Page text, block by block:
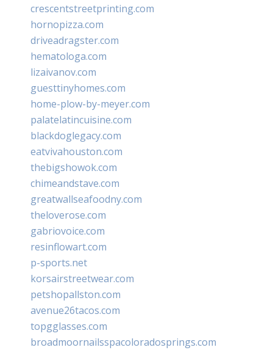
crescentstreetprinting.com
hornopizza.com
driveadragster.com
hematologa.com
lizaivanov.com
guesttinyhomes.com
home-plow-by-meyer.com
palatelatincuisine.com
blackdoglegacy.com
eatvivahouston.com
thebigshowok.com
chimeandstave.com
greatwallseafoodny.com
theloverose.com
gabriovoice.com
resinflowart.com
p-sports.net
korsairstreetwear.com
petshopallston.com
avenue26tacos.com
topgglasses.com
broadmoornailsspacoloradosprings.com